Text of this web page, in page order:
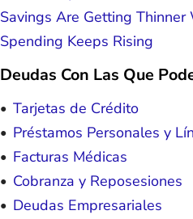
Savings Are Getting
Spending Keeps Rising
Deudas Con Las Que
Tarjetas de Crédito
Préstamos Personales y
Facturas Médicas
Cobranza y Reposesiones
Deudas Empresariales